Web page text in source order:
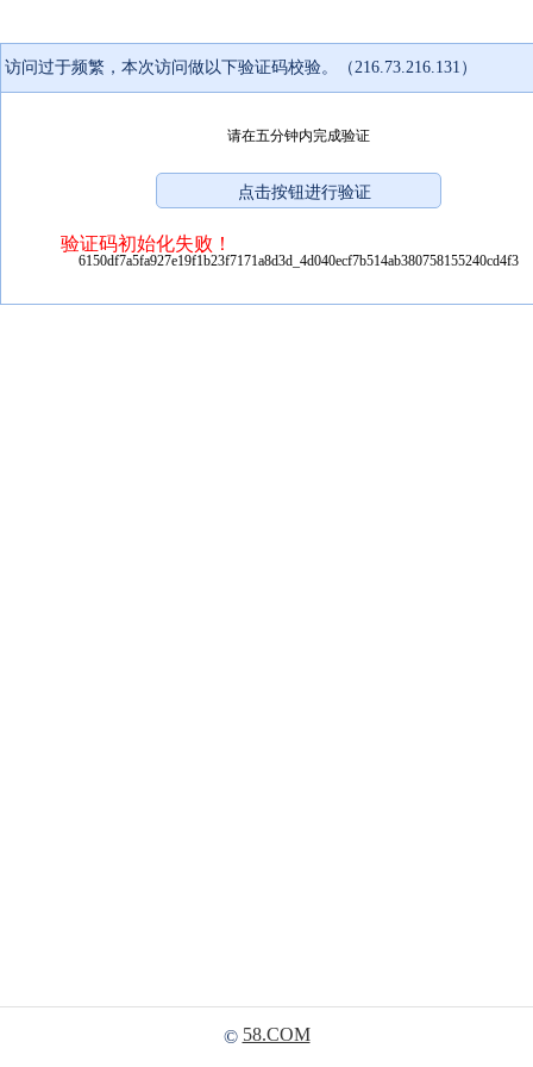
访问过于频繁，本次访问做以下验证码校验。（216.73.216.131）
请在五分钟内完成验证
验证码初始化失败！
6150df7a5fa927e19f1b23f7171a8d3d_4d040ecf7b514ab380758155240cd4f3
© 58.COM